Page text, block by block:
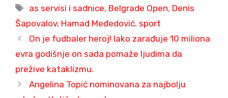
Tags
as servisi i sadnice, Belgrade Open, Denis
Šapovalov, Hamad Međedović, sport
On je fudbaler heroj! Iako zarađuje 10 miliona
evra godišnje on sada pomaže ljudima da
prežive kataklizmu.
Angelina Topić nominovana za najbolju